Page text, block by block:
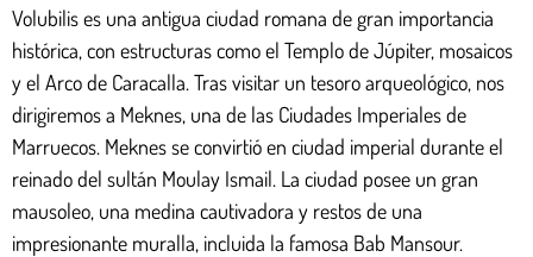
Volubilis es una antigua ciudad romana de gran importancia
histórica, con estructuras como el Templo de Júpiter, mosaicos
y el Arco de Caracalla. Tras visitar un tesoro arqueológico, nos
dirigiremos a Meknes, una de las Ciudades Imperiales de
Marruecos. Meknes se convirtió en ciudad imperial durante el
reinado del sultán Moulay Ismail. La ciudad posee un gran
mausoleo, una medina cautivadora y restos de una
impresionante muralla, incluida la famosa Bab Mansour.